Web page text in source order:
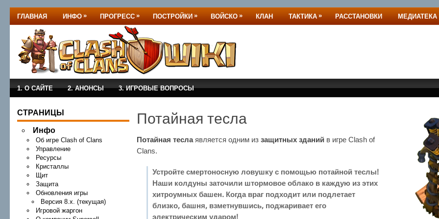
ГЛАВНАЯ ИНФО » ПРОГРЕСС » ПОСТРОЙКИ » ВОЙСКО » КЛАН ТАКТИКА » РАССТАНОВКИ МЕДИАТЕКА
1. О САЙТЕ 2. АНОНСЫ 3. ИГРОВЫЕ ВОПРОСЫ
СТРАНИЦЫ
Инфо
Об игре Clash of Clans
Управление
Ресурсы
Кристаллы
Щит
Защита
Обновления игры
Версия 8.x. (текущая)
Игровой жаргон
Потайная тесла
Потайная теслаявляется одним иззащитных зданий в игре Clash of
Clans.
Устройте смертоносную ловушку с помощью потайной теслы!
Наши колдуны заточили штормовое облако в каждую из этих
хитроумных башен. Когда враг подходит или подлетает
близко, башня, взметнувшись, поджаривает его
электрическим ударом!